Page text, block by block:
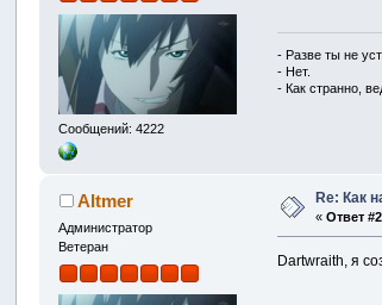
Сообщений: 4222
- Разве ты не
- Нет.
- Как странно,
Altmer
Администратор
Ветеран
Re: Как
«Ответ
Dartwraith, я